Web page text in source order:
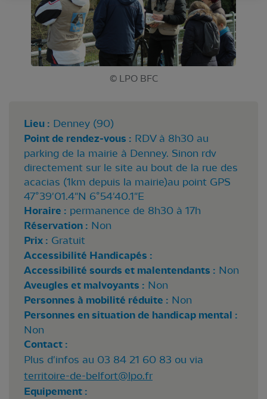
© LPO BFC
Lieu : Denney (90)
Point de rendez-vous : RDV à 8h30 au
parking de la mairie à Denney. Sinon rdv
directement sur le site au bout de la rue des
acacias (1km depuis la mairie)au point GPS
47°39'01.4"N 6°54'40.1"E
Horaire : permanence de 8h30 à 17h
Réservation : Non
Prix : Gratuit
Accessibilité Handicapés :
Accessibilité sourds et malentendants : Non
Aveugles et malvoyants : Non
Personnes à mobilité réduite : Non
Personnes en situation de handicap mental :
Non
Contact :
Plus d'infos au 03 84 21 60 83 ou via
territoire-de-belfort@lpo.fr
Equipement :